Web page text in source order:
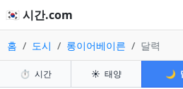
🇰🇷 시간.com
홈 도시 롱이어베이른 달력
⏱️ 시간 ☀️ 태양 🌙